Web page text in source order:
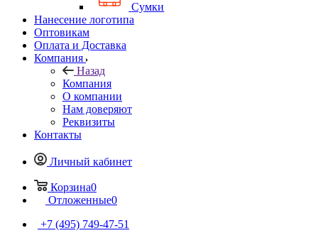
Сумки
Нанесение логотипа
Оптовикам
Оплата и Доставка
Компания
Назад
Компания
О компании
Нам доверяют
Реквизиты
Контакты
Личный кабинет
Корзина0
Отложенные0
+7 (495) 749-47-51